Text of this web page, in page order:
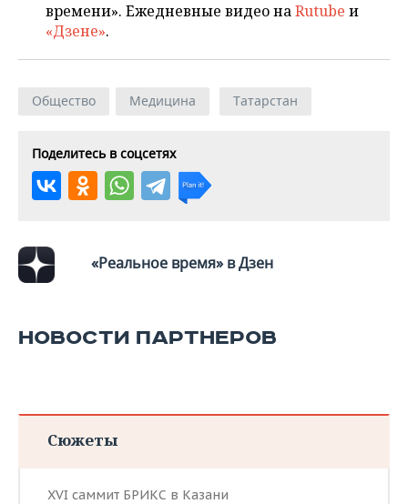
времени». Ежедневные видео наRutube и
«Дзене».
Общество Медицина Татарстан
Поделитесь в соцсетях
«Реальное время» в Дзен
НОВОСТИ ПАРТНЕРОВ
Сюжеты
XVI саммит БРИКС в Казани